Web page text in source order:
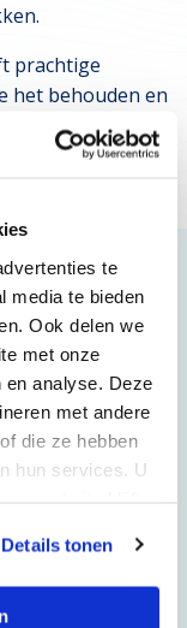
te
media te bieden
Ook delen we
met onze
analyse. Deze
met andere
die ze hebben
hun services. U
Details tonen
prachtige
het behouden en
met Schone
en
met elkaar
kenmerkend
rivieren en
leer je meer
en